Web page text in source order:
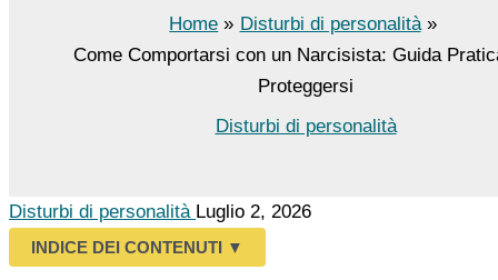
Home
Disturbi di personalità
Come Comportarsi con un Narcisista: Guida
Proteggersi
Disturbi di personalità
Disturbi di personalità Luglio 2, 2026
INDICE DEI CONTENUTI ▼